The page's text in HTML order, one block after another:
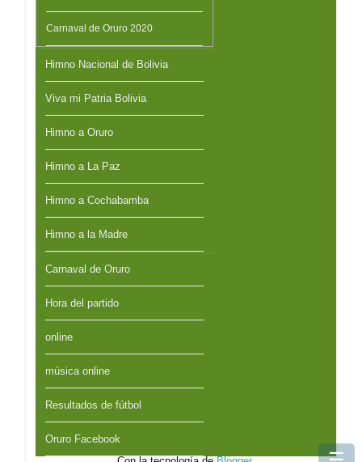
Carnaval de Oruro 2020
Himno Nacional de Bolivia
Viva mi Patria Bolivia
Himno a Oruro
Himno a La Paz
Himno a Cochabamba
Himno a la Madre
Carnaval de Oruro
Hora del partido
online
música online
Resultados de fútbol
Oruro Facebook